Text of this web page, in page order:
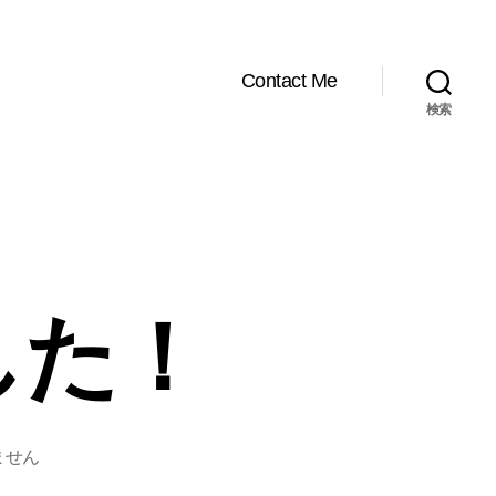
Contact Me
検索
！
せん